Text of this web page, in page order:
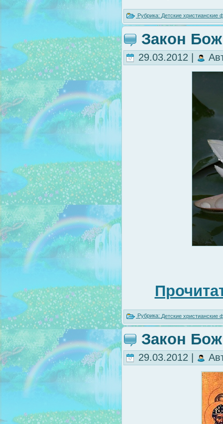
Рубрика: Детские христианские
Закон
29.03.2012 |
Рубрика: Детские христианские
Закон
29.03.2012 |